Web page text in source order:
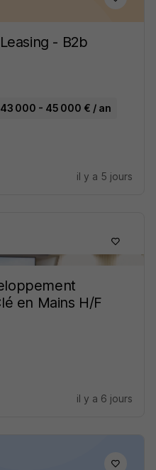
- B2b
43 000 - 45 000 € / an
il y a 5 jours
en Mains H/F
il y a 6 jours